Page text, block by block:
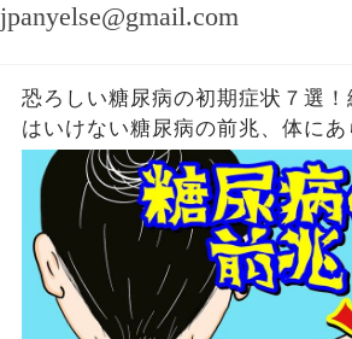
jpanyelse@gmail.com
恐ろしい糖尿病の初期症状７選！
はいけない糖尿病の前兆、体に
とは？